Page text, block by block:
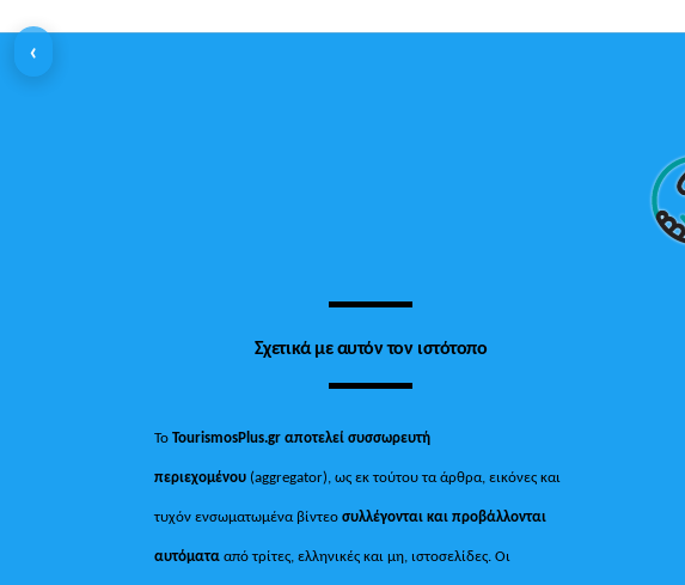
Σχετικά με αυτόν τον ιστότοπο
ΤοTourismosPlus.gr αποτελεί συσσωρευτή
περιεχομένου (aggregator), ως εκ τούτου τα άρθρα, εικόνες και
τυχόν ενσωματωμένα βίντεοσυλλέγονται και προβάλλονται
αυτόματααπό τρίτες, ελληνικές και μη, ιστοσελίδες. Οι
‹